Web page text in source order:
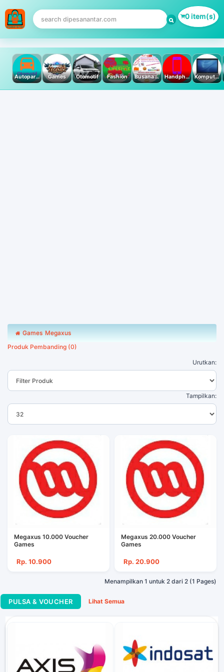
0 item(s)
Autoparts Games Otomotif Fashion Busana Muslim Handphone & Tablet Komputer PC & Laptop
Games Megaxus
Produk Pembanding (0)
Urutkan:
Tampilkan:
Megaxus 10.000 Voucher
Games
Rp. 10.900
Megaxus 20.000 Voucher
Games
Rp. 20.900
Menampilkan 1 untuk 2 dari 2 (1 Pages)
PULSA & VOUCHER Lihat Semua